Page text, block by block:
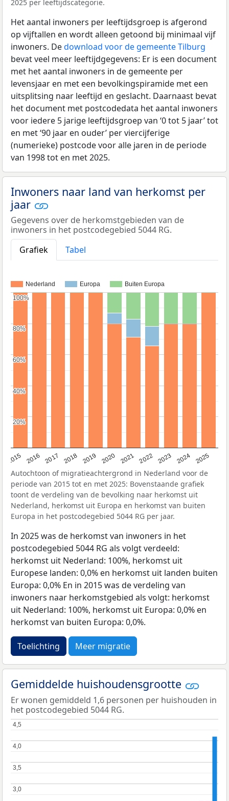
2025 per leeftijdscategorie.
Het aantal inwoners per leeftijdsgroep is afgerond
op vijftallen en wordt alleen getoond bij minimaal vijf
inwoners. Dedownload voor de gemeente Tilburg
bevat veel meer leeftijdgegevens: Er is een document
met het aantal inwoners in de gemeente per
levensjaar en met een bevolkingspiramide met een
uitsplitsing naar leeftijd en geslacht. Daarnaast bevat
het document met postcodedata het aantal inwoners
voor iedere 5 jarige leeftijdsgroep van ‘0 tot 5 jaar’ tot
en met ‘90 jaar en ouder’ per viercijferige
(numerieke) postcode voor alle jaren in de periode
van 1998 tot en met 2025.
Inwoners naar land van herkomst per
jaar
Gegevens over de herkomstgebieden van de
inwoners in het postcodegebied 5044 RG.
Grafiek
Tabel
Nederland Europa Buiten Europa
2015 2016 2017 2018 2019 2020 2021 2022 2023 2024 2025
20%
20%
40%
40%
60%
60%
80%
80%
100%
100%
Autochtoon of migratieachtergrond in Nederland voor de
periode van 2015 tot en met 2025: Bovenstaande grafiek
toont de verdeling van de bevolking naar herkomst uit
Nederland, herkomst uit Europa en herkomst van buiten
Europa in het postcodegebied 5044 RG per jaar.
In 2025 was de herkomst van inwoners in het
postcodegebied 5044 RG als volgt verdeeld:
herkomst uit Nederland: 100%, herkomst uit
Europese landen: 0,0% en herkomst uit landen buiten
Europa: 0,0% En in 2015 was de verdeling van
inwoners naar herkomstgebied als volgt: herkomst
uit Nederland: 100%, herkomst uit Europa: 0,0% en
herkomst van buiten Europa: 0,0%.
Toelichting Meer migratie
Gemiddelde huishoudensgrootte
Er wonen gemiddeld 1,6 personen per huishouden in
het postcodegebied 5044 RG.
3,0
3,0
3,5
3,5
4,0
4,0
4,5
4,5